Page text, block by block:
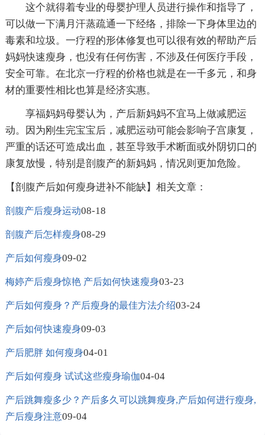
这个就得着专业的母婴护理人员进行操作和指导了，
可以做一下满月汗蒸疏通一下经络，排除一下身体里边的
毒素和垃圾。一疗程的形体修复也可以很有效的帮助产后
妈妈快速瘦身，也没有任何伤害，不涉及任何医疗手段，
安全可靠。在北京一疗程的价格也就是在一千多元，和身
材的重要性相比也算是经济实惠。
享福妈妈母婴认为，产后新妈妈不宜马上做减肥运
动。因为刚生完宝宝后，减肥运动可能会影响子宫康复，
严重的话还可造成出血，甚至导致手术断面或外阴切口的
康复放慢，特别是剖腹产的新妈妈，情况则更加危险。
【剖腹产后如何瘦身进补不能缺】相关文章：
剖腹产后瘦身运动08-18
剖腹产后怎样瘦身08-29
产后如何瘦身09-02
梅婷产后瘦身惊艳 产后如何快速瘦身03-23
产后如何瘦身？产后瘦身的最佳方法介绍03-24
产后如何快速瘦身09-03
产后肥胖 如何瘦身04-01
产后如何瘦身 试试这些瘦身瑜伽04-04
产后跳舞瘦多少？产后多久可以跳舞瘦身,产后如何进行瘦身,
产后瘦身注意09-04